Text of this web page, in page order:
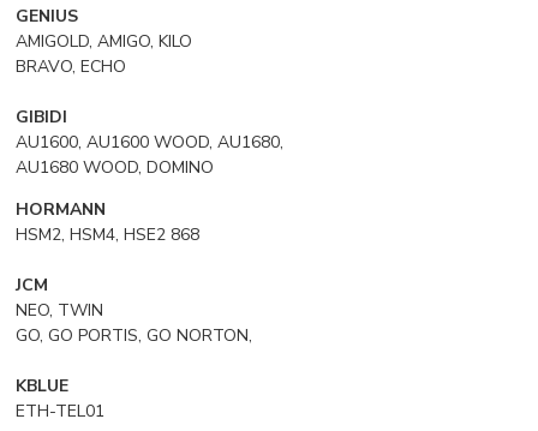
GENIUS
AMIGOLD, AMIGO, KILO
BRAVO, ECHO
GIBIDI
AU1600, AU1600 WOOD, AU1680,
AU1680 WOOD, DOMINO
HORMANN
HSM2, HSM4, HSE2 868
JCM
NEO, TWIN
GO, GO PORTIS, GO NORTON,
KBLUE
ETH-TEL01